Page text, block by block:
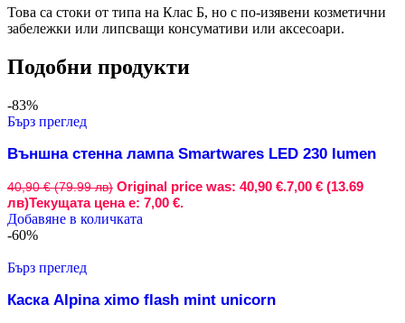
Това са стоки от типа на Клас Б, но с по-изявени козметични
забележки или липсващи консумативи или аксесоари.
Подобни продукти
-83%
Бърз преглед
Външна стенна лампа Smartwares LED 230 lumen
40,90 € (79.99 лв) Original price was: 40,90 €.7,00 € (13.69
лв)Текущата цена е: 7,00 €.
Добавяне в количката
-60%
Бърз преглед
Каска Alpina ximo flash mint unicorn